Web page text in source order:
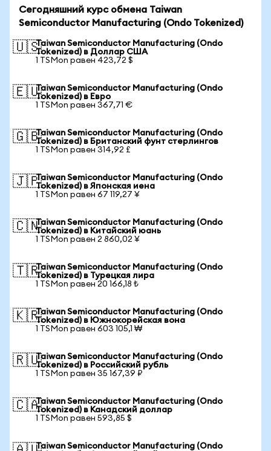
Сегодняшний курс обмена Taiwan
Semiconductor Manufacturing (Ondo Tokenized)
🇺🇸Taiwan Semiconductor Manufacturing (Ondo
Tokenized) в Доллар США
1 TSMon равен 423,72 $
🇪🇺Taiwan Semiconductor Manufacturing (Ondo
Tokenized) в Евро
1 TSMon равен 367,71 €
🇬🇧Taiwan Semiconductor Manufacturing (Ondo
Tokenized) в Британский фунт стерлингов
1 TSMon равен 314,92 £
🇯🇵Taiwan Semiconductor Manufacturing (Ondo
Tokenized) в Японская иена
1 TSMon равен 67 119,27 ¥
🇨🇳Taiwan Semiconductor Manufacturing (Ondo
Tokenized) в Китайский юань
1 TSMon равен 2 860,02 ¥
🇹🇷Taiwan Semiconductor Manufacturing (Ondo
Tokenized) в Турецкая лира
1 TSMon равен 20 166,18 ₺
🇰🇷Taiwan Semiconductor Manufacturing (Ondo
Tokenized) в Южнокорейская вона
1 TSMon равен 603 105,1 ₩
🇷🇺Taiwan Semiconductor Manufacturing (Ondo
Tokenized) в Российский рубль
1 TSMon равен 35 167,39 ₽
🇨🇦Taiwan Semiconductor Manufacturing (Ondo
Tokenized) в Канадский доллар
1 TSMon равен 593,85 $
Taiwan Semiconductor Manufacturing (Ondo